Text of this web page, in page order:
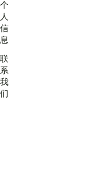
个
人
信
息
联
系
我
们